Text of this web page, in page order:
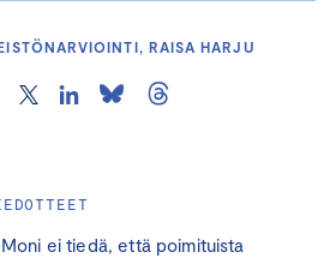
ei tiedä, että poimituista
RAISA HARJU